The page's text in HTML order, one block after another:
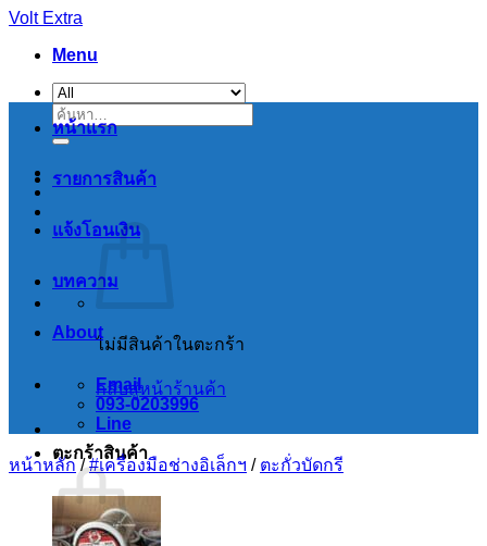
Skip
content
Volt Extra
Menu
ค้นหา:
ไม่มีสินค้าในตะกร้า
กลับสู่หน้าร้านค้า
ตะกร้าสินค้า
หน้าแรก
รายการสินค้า
แจ้งโอนเงิน
บทความ
About
Email
093-0203996
Line
หน้าหลัก / #เครื่องมือช่างอิเล็กฯ / ตะกั่วบัดกรี